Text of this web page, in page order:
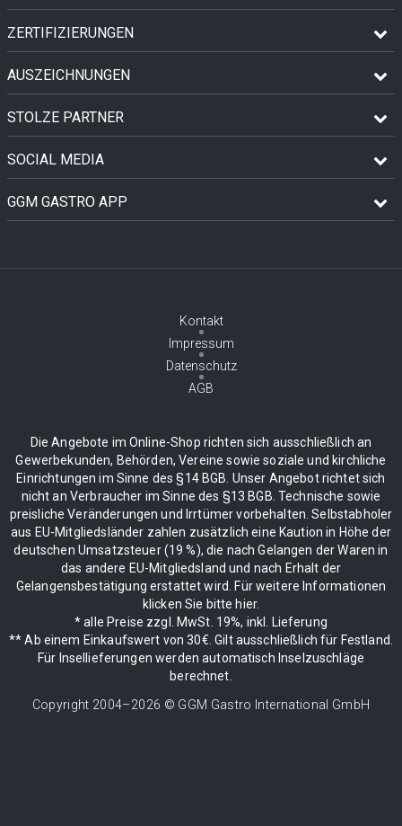
ZERTIFIZIERUNGEN
AUSZEICHNUNGEN
STOLZE PARTNER
SOCIAL MEDIA
GGM GASTRO APP
Kontakt
Impressum
Datenschutz
AGB
Die Angebote im Online-Shop richten sich ausschließlich an
Gewerbekunden, Behörden, Vereine sowie soziale und kirchliche
Einrichtungen im Sinne des §14 BGB. Unser Angebot richtet sich
nicht an Verbraucher im Sinne des §13 BGB. Technische sowie
preisliche Veränderungen und Irrtümer vorbehalten. Selbstabholer
aus EU-Mitgliedsländer zahlen zusätzlich eine Kaution in Höhe der
deutschen Umsatzsteuer (19 %), die nach Gelangen der Waren in
das andere EU-Mitgliedsland und nach Erhalt der
Gelangensbestätigung erstattet wird. Für weitere Informationen
klicken Sie bitte hier.
* alle Preise zzgl. MwSt. 19%, inkl. Lieferung
** Ab einem Einkaufswert von 30€. Gilt ausschließlich für Festland.
Für Insellieferungen werden automatisch Inselzuschläge
berechnet.
Copyright 2004–2026 © GGM Gastro International GmbH